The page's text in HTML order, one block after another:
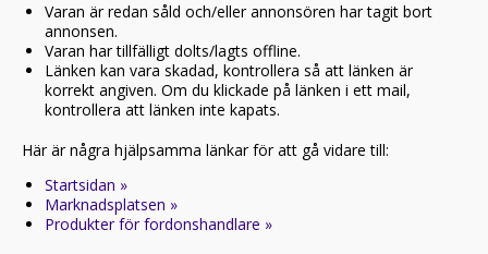
Varan är redan såld och/eller annonsören har tagit bort
annonsen.
Varan har tillfälligt dolts/lagts offline.
Länken kan vara skadad, kontrollera så att länken är
korrekt angiven. Om du klickade på länken i ett mail,
kontrollera att länken inte kapats.
Här är några hjälpsamma länkar för att gå vidare till:
Startsidan »
Marknadsplatsen »
Produkter för fordonshandlare »